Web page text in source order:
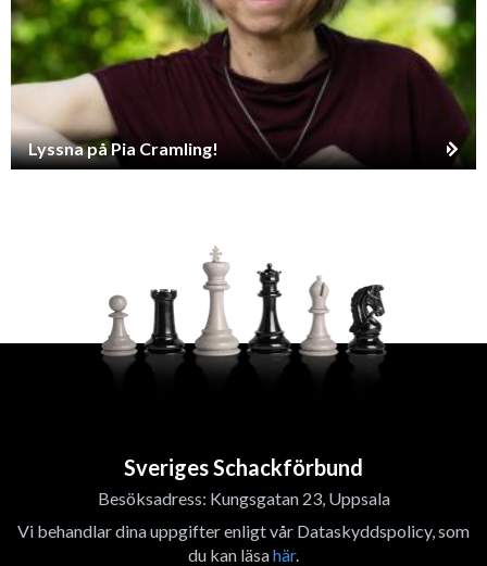
Lyssna på Pia Cramling!
Sveriges Schackförbund
Besöksadress: Kungsgatan 23, Uppsala
Vi behandlar dina uppgifter enligt vår Dataskyddspolicy, som
du kan läsahär.